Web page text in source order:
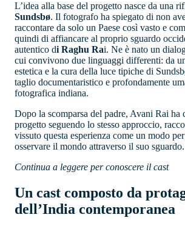
L’idea alla base del progetto nasce da una
Sundsbø. Il fotografo ha spiegato di non
raccontare da solo un Paese così vasto e
quindi di affiancare al proprio sguardo
autentico di Raghu Rai. Ne è nato un
cui convivono due linguaggi differenti: da
estetica e la cura della luce tipiche di
taglio documentaristico e profondamente
fotografica indiana.
Dopo la scomparsa del padre, Avani Rai ha
progetto seguendo lo stesso approccio,
vissuto questa esperienza come un modo
osservare il mondo attraverso il suo sguardo.
Continua a leggere per conoscere il cast
Un cast composto da
dell’India contemporanea